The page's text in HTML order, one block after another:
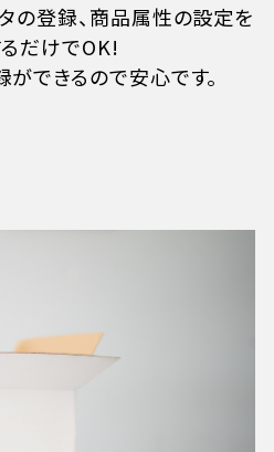
の登録、商品属性の設定を
だけでOK!
できるので安心です。